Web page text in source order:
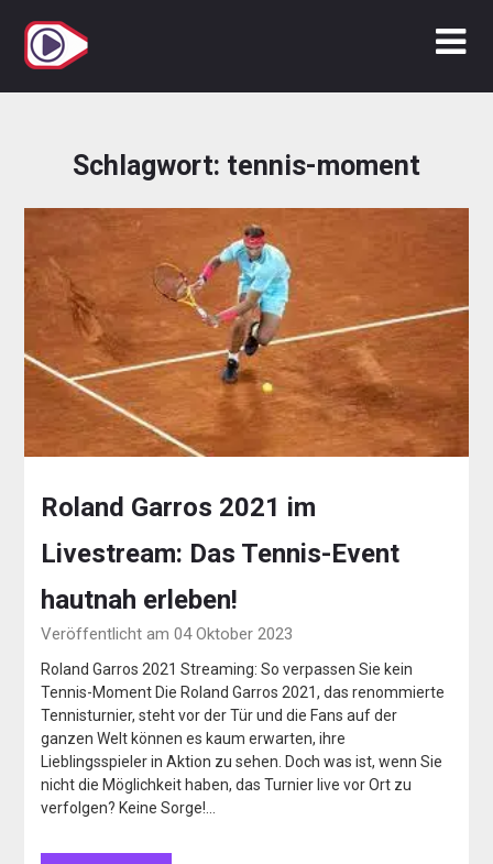
Inhalt
springen
Schlagwort: tennis-moment
Roland Garros 2021 im
Livestream: Das Tennis-Event
hautnah erleben!
Veröffentlicht am 04 Oktober 2023
Roland Garros 2021 Streaming: So verpassen Sie kein
Tennis-Moment Die Roland Garros 2021, das renommierte
Tennisturnier, steht vor der Tür und die Fans auf der
ganzen Welt können es kaum erwarten, ihre
Lieblingsspieler in Aktion zu sehen. Doch was ist, wenn Sie
nicht die Möglichkeit haben, das Turnier live vor Ort zu
verfolgen? Keine Sorge!…